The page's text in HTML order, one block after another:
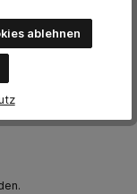
ablehnen